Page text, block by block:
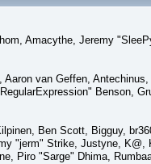
Amacythe, Jeremy
van Geffen,
Benson,
Ben Scott, Bigguy,
"jerm" Strike, Justyne, K@,
Piro "Sarge" Dhima,